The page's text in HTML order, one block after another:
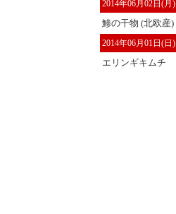
2014年06月02日(月)
鯵の干物 (北欧産)
2014年06月01日(日)
エリンギキムチ